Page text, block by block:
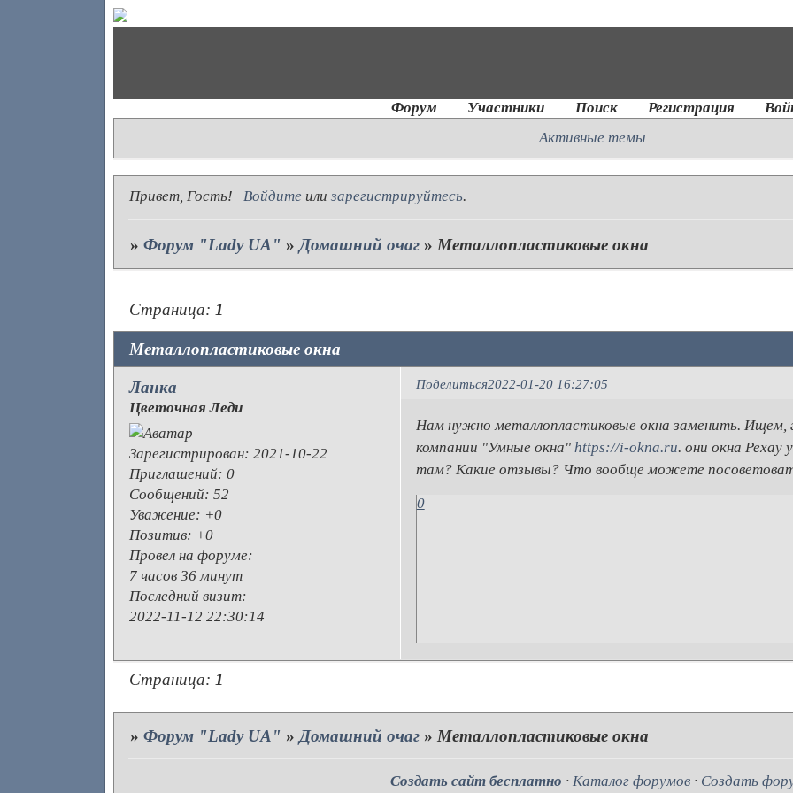
Форум Участники Поиск Регистрация
Активные темы
Привет, Гость! Войдите илизарегистрируйтесь.
»Форум "Lady UA" » Домашний очаг » Металлопластиковые окна
Металлопластиковые окна
Страница:1
Поделиться2022-01-20 16:27:05
Ланка
Цветочная Леди
Зарегистрирован: 2021-10-22
Приглашений: 0
Сообщений: 52
Уважение: +0
Позитив: +0
Провел на форуме:
7 часов 36 минут
Последний визит:
2022-11-12 22:30:14
Нам нужно металлопластиковые окна заменить. Ищем,
компании "Умные окна" https://i-okna.ru. они окна Рехау
там? Какие отзывы? Что вообще можете
0
Страница: 1
»Форум "Lady UA" » Домашний очаг » Металлопластиковые окна
Создать сайт бесплатно · Каталог форумов · Создать